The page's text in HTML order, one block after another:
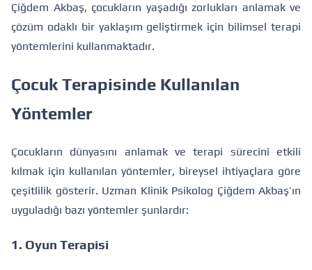
Çiğdem Akbaş, çocukların yaşadığı zorlukları anlamak ve
çözüm odaklı bir yaklaşım geliştirmek için bilimsel terapi
yöntemlerini kullanmaktadır.
Çocuk Terapisinde Kullanılan
Yöntemler
Çocukların dünyasını anlamak ve terapi sürecini etkili
kılmak için kullanılan yöntemler, bireysel ihtiyaçlara göre
çeşitlilik gösterir. Uzman Klinik Psikolog Çiğdem Akbaş’ın
uyguladığı bazı yöntemler şunlardır:
1. Oyun Terapisi